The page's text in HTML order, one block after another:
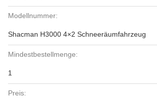
Modellnummer:
Shacman H3000 4×2 Schneeräumfahrzeug
Mindestbestellmenge:
1
Preis: